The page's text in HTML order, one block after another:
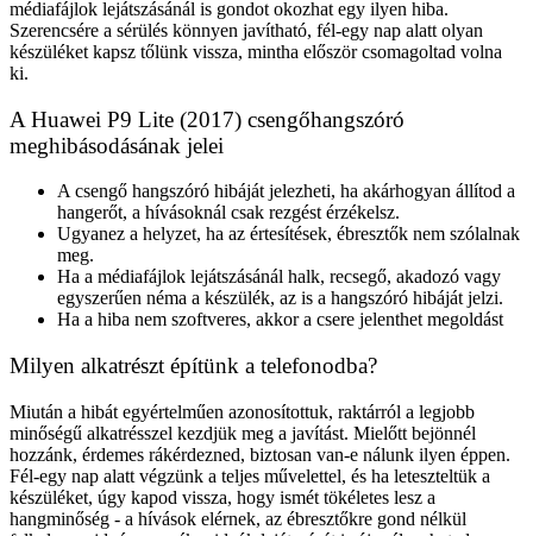
médiafájlok lejátszásánál is gondot okozhat egy ilyen hiba.
Szerencsére a sérülés könnyen javítható, fél-egy nap alatt olyan
készüléket kapsz tőlünk vissza, mintha először csomagoltad volna
ki.
A Huawei P9 Lite (2017) csengőhangszóró
meghibásodásának jelei
A csengő hangszóró hibáját jelezheti, ha akárhogyan állítod a
hangerőt, a hívásoknál csak rezgést érzékelsz.
Ugyanez a helyzet, ha az értesítések, ébresztők nem szólalnak
meg.
Ha a médiafájlok lejátszásánál halk, recsegő, akadozó vagy
egyszerűen néma a készülék, az is a hangszóró hibáját jelzi.
Ha a hiba nem szoftveres, akkor a csere jelenthet megoldást
Milyen alkatrészt építünk a telefonodba?
Miután a hibát egyértelműen azonosítottuk, raktárról a legjobb
minőségű alkatrésszel kezdjük meg a javítást. Mielőtt bejönnél
hozzánk, érdemes rákérdezned, biztosan van-e nálunk ilyen éppen.
Fél-egy nap alatt végzünk a teljes művelettel, és ha leteszteltük a
készüléket, úgy kapod vissza, hogy ismét tökéletes lesz a
hangminőség - a hívások elérnek, az ébresztőkre gond nélkül